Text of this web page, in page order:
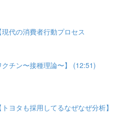
現代の消費者行動プロセス
チン〜接種理論〜】 (12:51)
ヨタも採用してるなぜなぜ分析】